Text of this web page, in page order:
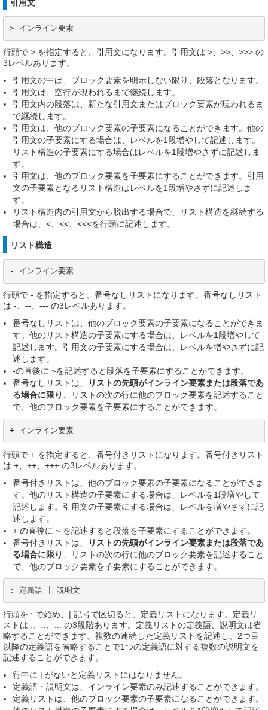
引用文
> インライン要素
行頭で > を指定すると、引用文になります。引用文は >、>>、>>> の
3レベルあります。
引用文の中は、ブロック要素を明示しない限り、段落となります。
引用文は、空行が現われるまで継続します。
引用文内の段落は、新たな引用文またはブロック要素が現われるま
で継続します。
引用文は、他のブロック要素の子要素になることができます。他の
引用文の子要素にする場合は、レベルを1段増やして記述します。
リスト構造の子要素にする場合はレベルを1段増やさずに記述しま
す。
引用文は、他のブロック要素を子要素にすることができます。引用
文の子要素となるリスト構造はレベルを1段増やさずに記述しま
す。
リスト構造内の引用文から脱出する場合で、リスト構造を継続する
場合は、<、<<、<<<を行頭に記述します。
リスト構造 †
- インライン要素
行頭で - を指定すると、番号なしリストになります。番号なしリスト
は -、--、--- の3レベルあります。
番号なしリストは、他のブロック要素の子要素になることができま
す。他のリスト構造の子要素にする場合は、レベルを1段増やして
記述します。引用文の子要素にする場合は、レベルを増やさずに記
述します。
-の直後に ~を記述すると段落を子要素にすることができます。
番号なしリストは、
リストの先頭がインライン要素または段落であ
る場合に限り
、リストの次の行に他のブロック要素を記述すること
で、他のブロック要素を子要素にすることができます。
+ インライン要素
行頭で + を指定すると、番号付きリストになります。番号付きリスト
は +、++、+++ の3レベルあります。
番号付きリストは、他のブロック要素の子要素になることができま
す。他のリスト構造の子要素にする場合は、レベルを1段増やして
記述します。引用文の子要素にする場合は、レベルを増やさずに記
述します。
+ の直後に ~ を記述すると段落を子要素にすることができます。
番号付きリストは、
リストの先頭がインライン要素または段落であ
る場合に限り
、リストの次の行に他のブロック要素を記述すること
で、他のブロック要素を子要素にすることができます。
: 定義語 | 説明文
行頭を : で始め、| 記号で区切ると、定義リストになります。定義リ
ストは :、::、::: の3段階あります。定義リストの定義語、説明文は省
略することができます。複数の連続した定義リストを記述し、2つ目
以降の定義語を省略することで1つの定義語に対する複数の説明文を
記述することができます。
行中に | がないと定義リストにはなりません。
定義語・説明文は、インライン要素のみ記述することができます。
定義リストは、他のブロック要素の子要素になることができます。